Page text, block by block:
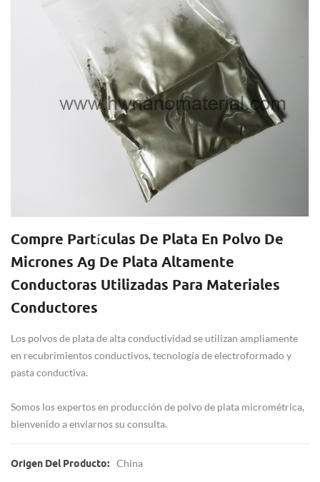
Compre Partículas De Plata En Polvo De
Micrones Ag De Plata Altamente
Conductoras Utilizadas Para Materiales
Conductores
Los polvos de plata de alta conductividad se utilizan ampliamente
en recubrimientos conductivos, tecnología de electroformado y
pasta conductiva.
Somos los expertos en producción de polvo de plata micrométrica,
bienvenido a enviarnos su consulta.
Origen Del Producto: China